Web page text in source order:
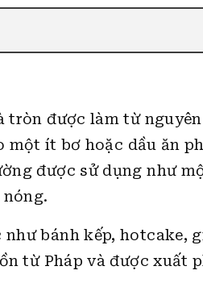
tròn được làm từ
ít bơ hoặc dầu ăn
được sử dụng như
bánh kếp, hotcake,
từ Pháp và được xuất